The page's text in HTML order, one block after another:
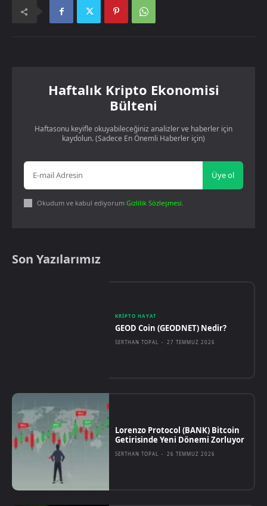
Haftalık Kripto Ekonomisi
Bülteni
Haftasonu keyifle okuyabileceğiniz analizler ve haberler için
kaydolun. (Sadece En Önemli Haberler için)
Üye ol
Okudum ve kabul ediyorum Gizlilik Sözleşmesi.
Son Yazılarımız
KRIPTO HAYAT
GEOD Coin (GEODNET) Nedir?
SERTHAN TOPAL - 27 TEMMUZ 2026
Lorenzo Protocol (BANK) Bitcoin
Getirisinde Yeni Dönemi Zorluyor
SERTHAN TOPAL - 26 TEMMUZ 2026